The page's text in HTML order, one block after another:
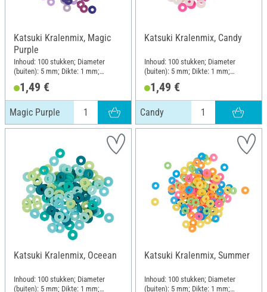
Katsuki Kralenmix, Magic
Purple
Inhoud: 100 stukken; Diameter
(buiten): 5 mm; Dikte: 1 mm;
1,49 €
Magic Purple
Katsuki Kralenmix, Candy
Inhoud: 100 stukken; Diameter
(buiten): 5 mm; Dikte: 1 mm;
1,49 €
Candy
Katsuki Kralenmix, Oceean
Inhoud: 100 stukken; Diameter
(buiten): 5 mm; Dikte: 1 mm;
Katsuki Kralenmix, Summer
Inhoud: 100 stukken; Diameter
(buiten): 5 mm; Dikte: 1 mm;